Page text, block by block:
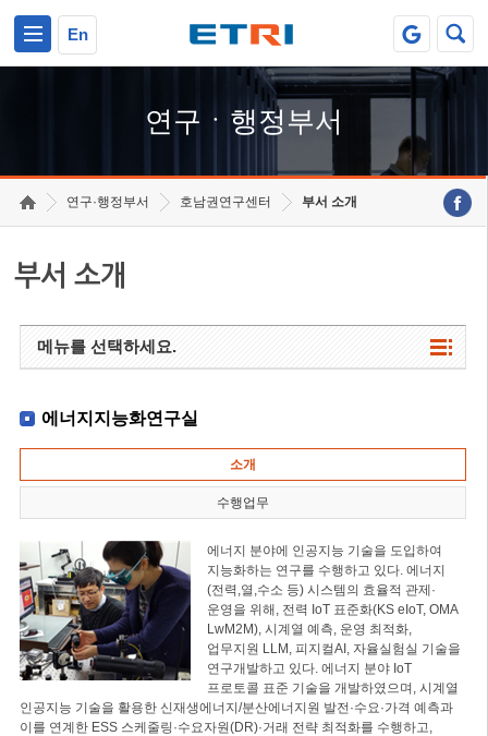
En
연구ㆍ행정부서
연구·행정부서 호남권연구센터 부서 소개
부서 소개
메뉴를 선택하세요.
에너지지능화연구실
소개
수행업무
에너지 분야에 인공지능 기술을 도입하여
지능화하는 연구를 수행하고 있다. 에너지
(전력,열,수소 등) 시스템의 효율적 관제·
운영을 위해, 전력 IoT 표준화(KS eIoT, OMA
LwM2M), 시계열 예측, 운영 최적화,
업무지원 LLM, 피지컬AI, 자율실험실 기술을
연구개발하고 있다. 에너지 분야 IoT
프로토콜 표준 기술을 개발하였으며, 시계열
인공지능 기술을 활용한 신재생에너지/분산에너지원 발전·수요·가격 예측과
이를 연계한 ESS 스케줄링·수요자원(DR)·거래 전략 최적화를 수행하고,